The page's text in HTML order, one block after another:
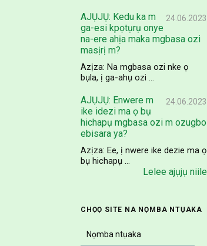
24.06.2023
AJỤJỤ: Kedu ka m
ga-esi kpọtụrụ onye
na-ere ahịa maka mgbasa ozi
masịrị m?
Azịza: Na mgbasa ozi nke ọ
bụla, ị ga-ahụ ozi ...
24.06.2023
AJỤJỤ: Enwere m
ike idezi ma ọ bụ
hichapụ mgbasa ozi m ozugbo
ebisara ya?
Azịza: Ee, ị nwere ike dezie ma ọ
bụ hichapụ ...
Lelee ajụjụ niile
CHỌỌ SITE NA NỌMBA NTỤAKA